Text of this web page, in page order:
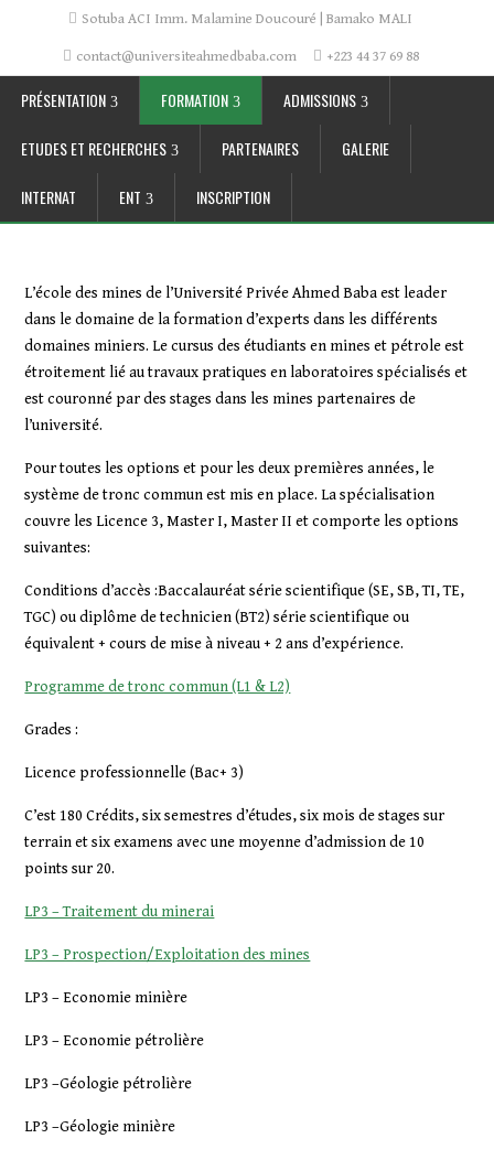
Sotuba ACI Imm. Malamine Doucouré | Bamako MALI
contact@universiteahmedbaba.com +223 44 37 69 88
PRÉSENTATION FORMATION ADMISSIONS
ETUDES ET RECHERCHES PARTENAIRES GALERIE
INTERNAT ENT INSCRIPTION
L’école des mines de l’Université Privée Ahmed Baba est leader
dans le domaine de la formation d’experts dans les différents
domaines miniers. Le cursus des étudiants en mines et pétrole est
étroitement lié au travaux pratiques en laboratoires spécialisés et
est couronné par des stages dans les mines partenaires de
l’université.
Pour toutes les options et pour les deux premières années, le
système de tronc commun est mis en place. La spécialisation
couvre les Licence 3, Master I, Master II et comporte les options
suivantes:
Conditions d’accès :Baccalauréat série scientifique (SE, SB, TI, TE,
TGC) ou diplôme de technicien (BT2) série scientifique ou
équivalent + cours de mise à niveau + 2 ans d’expérience.
Programme de tronc commun (L1 & L2)
Grades :
Licence professionnelle (Bac+ 3)
C’est 180 Crédits, six semestres d’études, six mois de stages sur
terrain et six examens avec une moyenne d’admission de 10
points sur 20.
LP3 – Traitement du minerai
LP3 – Prospection/Exploitation des mines
LP3 – Economie minière
LP3 – Economie pétrolière
LP3 –Géologie pétrolière
LP3 –Géologie minière